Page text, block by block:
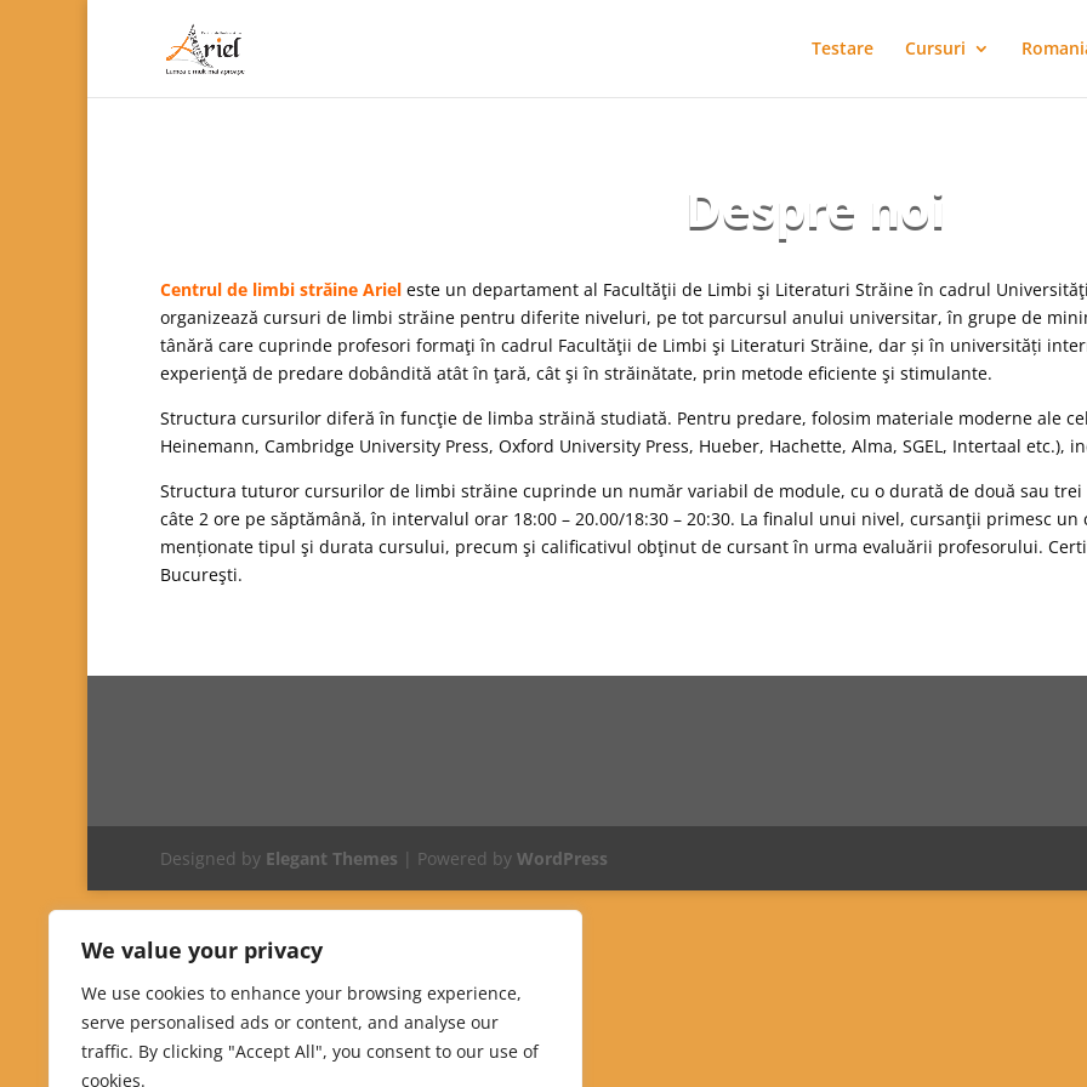
We value your privacy
We use cookies to enhance your browsing experience,
serve personalised ads or content, and analyse our
traffic. By clicking "Accept All", you consent to our use of
cookies.
Testare Cursuri
Despre noi
Centrul de limbi străine Ariel este un departament al Facultăţii de Limbi şi Literaturi Străine în cadrul
organizează cursuri de limbi străine pentru diferite niveluri, pe tot parcursul anului universitar, în grupe de
tânără care cuprinde profesori formaţi în cadrul Facultăţii de Limbi şi Literaturi Străine, dar și în universități
experienţă de predare dobândită atât în ţară, cât şi în străinătate, prin metode eficiente şi stimulante.
Structura cursurilor diferă în funcţie de limba străină studiată. Pentru predare, folosim materiale moderne ale
Heinemann, Cambridge University Press, Oxford University Press, Hueber, Hachette, Alma, SGEL, Intertaal etc.),
Structura tuturor cursurilor de limbi străine cuprinde un număr variabil de module, cu o durată de două sau
câte 2 ore pe săptămână, în intervalul orar 18:00 – 20.00/18:30 – 20:30. La finalul unui nivel, cursanţii primesc
menționate tipul şi durata cursului, precum şi calificativul obţinut de cursant în urma evaluării profesorului.
Bucureşti.
Designed by Elegant Themes | Powered by WordPress